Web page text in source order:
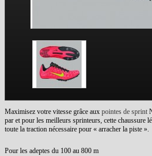
Maximisez votre vitesse grâce aux pointes de sprint
par et pour les meilleurs sprinteurs, cette chaussure
toute la traction nécessaire pour « arracher la piste ».
Pour les adeptes du 100 au 800 m